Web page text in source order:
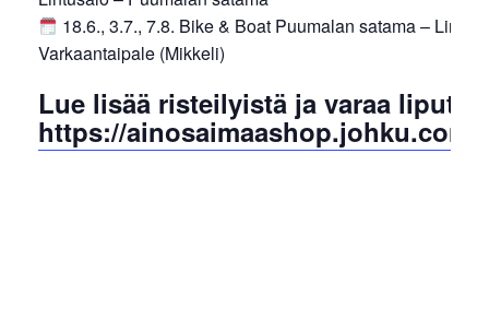
18.6., 3.7., 7.8. Bike & Boat Puumalan satama –
Varkaantaipale (Mikkeli)
Lue lisää risteilyistä ja varaa liput:
https://ainosaimaashop.johku.com/